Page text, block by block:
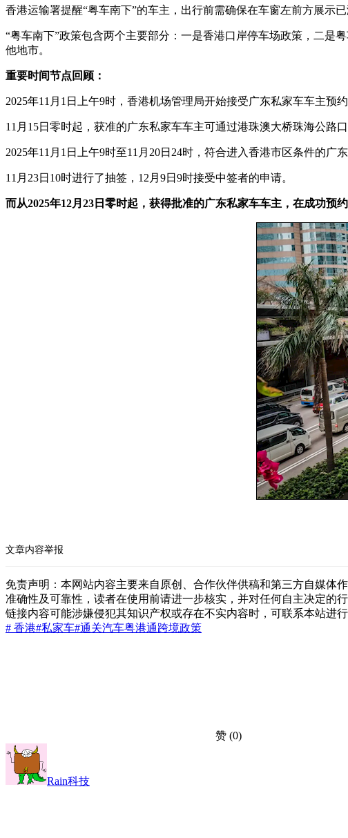
香港运输署提醒“粤车南下”的车主，出行前需确保在车窗左前方展示
“粤车南下”政策包含两个主要部分：一是香港口岸停车场政策，二是
他地市。
重要时间节点回顾：
2025年11月1日上午9时，香港机场管理局开始接受广东私家车车主预
11月15日零时起，获准的广东私家车车主可通过港珠澳大桥珠海公路
2025年11月1日上午9时至11月20日24时，符合进入香港市区条件的广
11月23日10时进行了抽签，12月9日9时接受中签者的申请。
而从2025年12月23日零时起，获得批准的广东私家车车主，在成功预
文章内容举报
免责声明：本网站内容主要来自原创、合作伙伴供稿和第三方自媒体
准确性及可靠性，读者在使用前请进一步核实，并对任何自主决定的
链接内容可能涉嫌侵犯其知识产权或存在不实内容时，可联系本站进行
# 香港#私家车#通关汽车粤港通跨境政策
赞 (0)
Rain科技